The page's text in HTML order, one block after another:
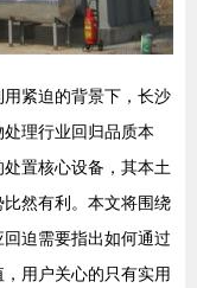
紧迫的背景下，长沙
理行业回归品质本
置核心设备，其本土
然有利。本文将围绕
迫需要指出如何通过
用户关心的只有实用